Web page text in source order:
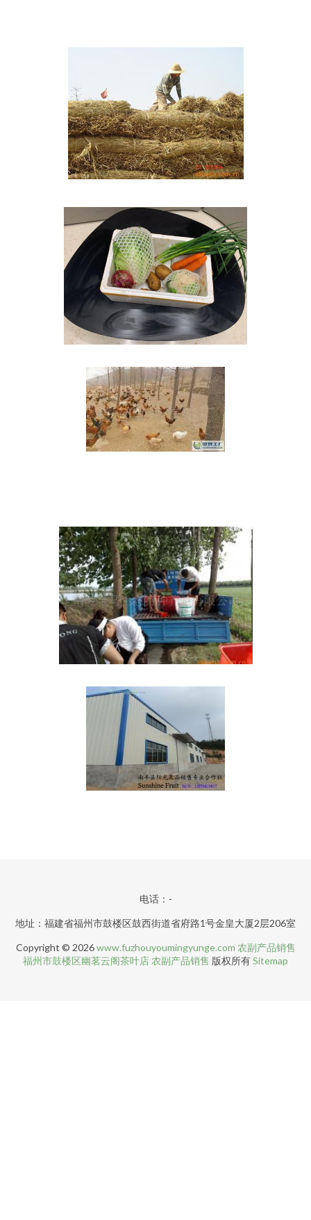
电话：-
地址：福建省福州市鼓楼区鼓西街道省府路1号金皇大厦2层206室
Copyright © 2026www.fuzhouyoumingyunge.com 农副产品销售
福州市鼓楼区幽茗云阁茶叶店 农副产品销售 版权所有Sitemap